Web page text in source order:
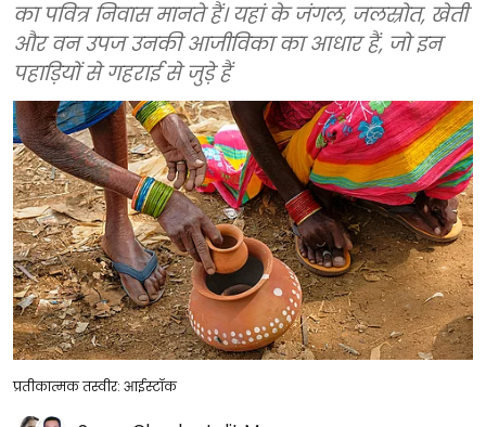
का पवित्र निवास मानते हैं। यहां के जंगल, जलस्रोत, खेती
और वन उपज उनकी आजीविका का आधार हैं, जो इन
पहाड़ियों से गहराई से जुड़े हैं
प्रतीकात्मक तस्वीर: आईस्टॉक